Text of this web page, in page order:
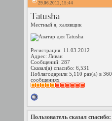
29.06.2012, 15:44
Tatusha
Местный я, халявщик
Регистрация: 11.03.2012
Адрес: Ливан
Сообщений: 287
Сказал(а) спасибо: 6,531
Поблагодарили 5,110 раз(а) в 360
сообщениях
Пользователь сказал cпасибо: